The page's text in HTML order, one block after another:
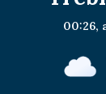
[ 9. jul
[ 30. jul
00:26,